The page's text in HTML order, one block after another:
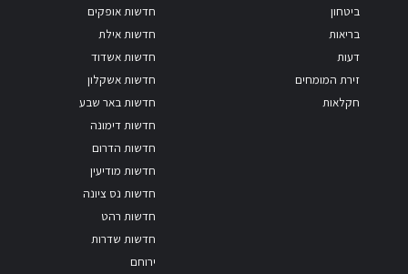
ביטחון
בריאות
דעות
זירת המומחים
חקלאות
חדשות אופקים
חדשות אילת
חדשות אשדוד
חדשות אשקלון
חדשות באר שבע
חדשות דימונה
חדשות הדרום
חדשות מודיעין
חדשות נס ציונה
חדשות רהט
חדשות שדרות
ירוחם